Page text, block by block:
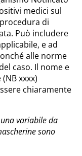
medici sul
di
Può includere
e ad
alle norme
caso. Il nome e
xxxx)
chiaramente
variabile da
sono